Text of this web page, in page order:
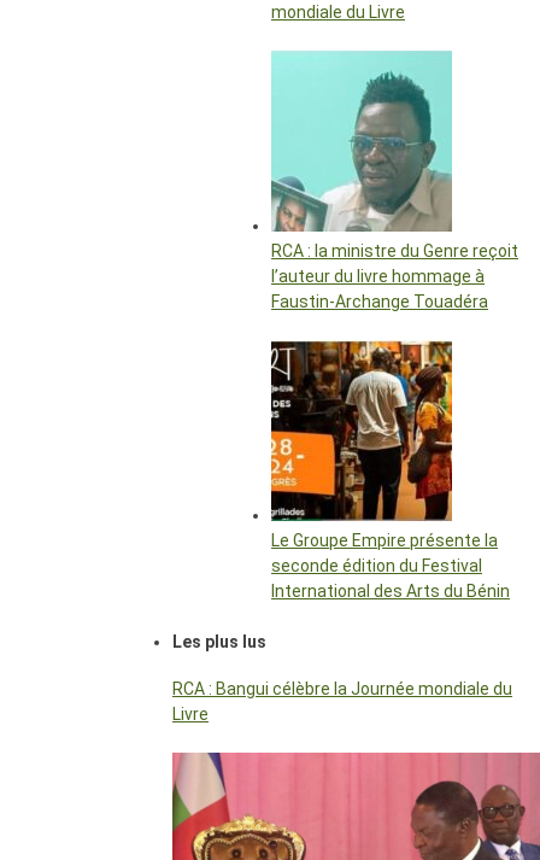
mondiale du Livre
RCA : la ministre du Genre reçoit
l’auteur du livre hommage à
Faustin-Archange Touadéra
Le Groupe Empire présente la
seconde édition du Festival
International des Arts du Bénin
Les plus lus
RCA : Bangui célèbre la Journée mondiale du
Livre